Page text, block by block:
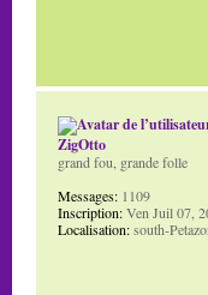
ZigOtto
grand fou, grande folle
Messages: 1109
Inscription:Ven Juil 07,
Localisation:south-